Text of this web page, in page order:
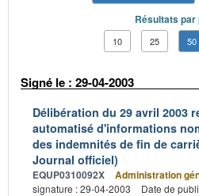
Résultats par
10 25 50
Signé le : 29-04-2003
Délibération du 29 avril 2003
automatisé d'informations
des indemnités de fin de
Journal officiel)
EQUP0310092X Administration
signature : 29-04-2003
Date de